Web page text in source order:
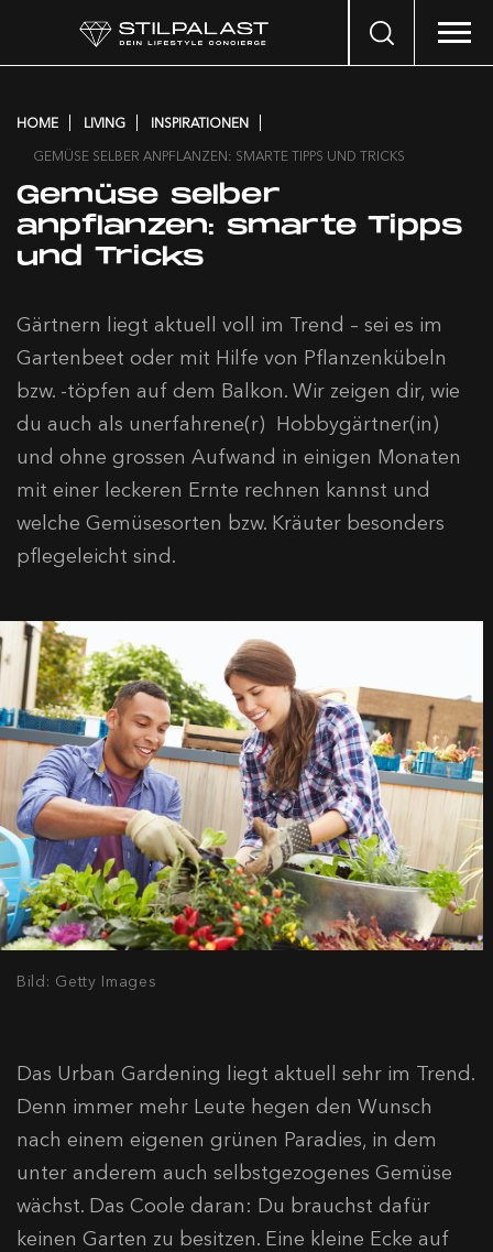
Search
HOME LIVING
INSPIRATIONEN
GEMÜSE SELBER ANPFLANZEN: SMARTE TIPPS UND TRICKS
Gemüse selber
anpflanzen: smarte Tipps
und Tricks
Gärtnern liegt aktuell voll im Trend – sei es im
Gartenbeet oder mit Hilfe von Pflanzenkübeln
bzw. -töpfen auf dem Balkon. Wir zeigen dir, wie
du auch als unerfahrene(r) Hobbygärtner(in)
und ohne grossen Aufwand in einigen Monaten
mit einer leckeren Ernte rechnen kannst und
welche Gemüsesorten bzw. Kräuter besonders
pflegeleicht sind.
Bild: Getty Images
Das Urban Gardening liegt aktuell sehr im Trend.
Denn immer mehr Leute hegen den Wunsch
nach einem eigenen grünen Paradies, in dem
unter anderem auch selbstgezogenes Gemüse
wächst. Das Coole daran: Du brauchst dafür
keinen Garten zu besitzen. Eine kleine Ecke auf